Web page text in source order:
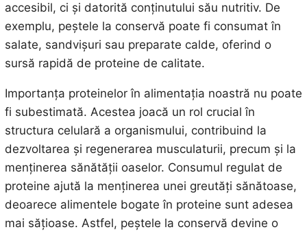
accesibil, ci și datorită conținutului său nutritiv. De
exemplu, peștele la conservă poate fi consumat în
salate, sandvișuri sau preparate calde, oferind o
sursă rapidă de proteine de calitate.
Importanța proteinelor în alimentația noastră nu poate
fi subestimată. Acestea joacă un rol crucial în
structura celulară a organismului, contribuind la
dezvoltarea și regenerarea musculaturii, precum și la
menținerea sănătății oaselor. Consumul regulat de
proteine ajută la menținerea unei greutăți sănătoase,
deoarece alimentele bogate în proteine sunt adesea
mai sățioase. Astfel, peștele la conservă devine o